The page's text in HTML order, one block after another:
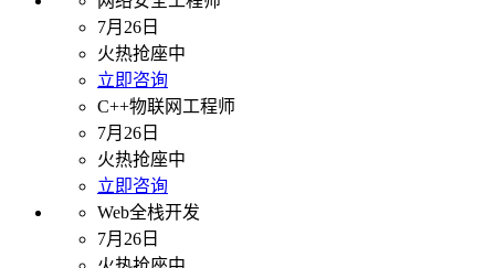
7月26日
火热抢座中
立即咨询
C++物联网工程师
7月26日
火热抢座中
立即咨询
Web全栈开发
7月26日